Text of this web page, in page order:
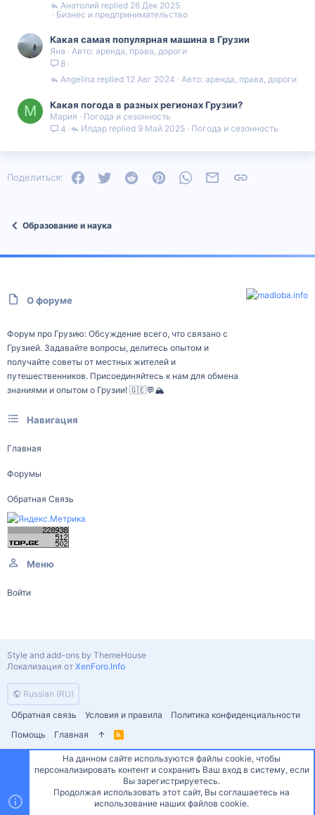
Бизнес и предпринимательство
26 Дек 2025
Анатолий
Какая самая популярная машина в Грузии
Яна
Авто: аренда, права, дороги
8
Авто: аренда, права, дороги
12 Авг 2024
Angelina
М Какая погода в разных регионах Грузии?
Мария
Погода и сезонность
4
Погода и сезонность
9 Май 2025
Илдар
Поделиться: FacebookTwitter Reddit PinterestWhatsAppЭлектронная почта
Образование и наука
О форуме
Форум про Грузию: Обсуждение всего, что связано с
Грузией. Задавайте вопросы, делитесь опытом и
получайте советы от местных жителей и
путешественников. Присоединяйтесь к нам для обмена
знаниями и опытом о Грузии! 🇬🇪💬🏔️
Навигация
Главная
Форумы
Обратная Связь
Меню
Войти
Russian (RU)
Обратная связь
Условия и правила
Политика конфиденциальности
Помощь
Главная
S
Style and add-ons by ThemeHouse
Локализация от XenForo.Info
СверхуСнизу
На данном сайте используются файлы cookie, чтобы
персонализировать контент и сохранить Ваш вход в систему, если
Вы зарегистрируетесь.
Продолжая использовать этот сайт, Вы соглашаетесь на
использование наших файлов cookie.